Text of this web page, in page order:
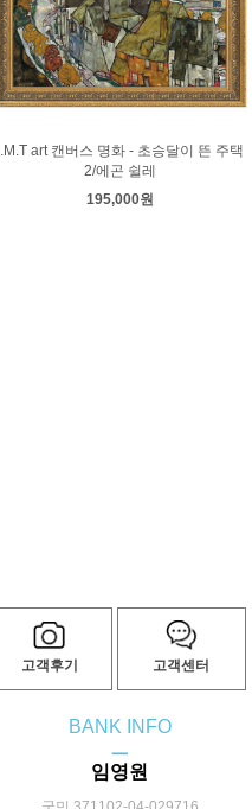
I.M.T art 캔버스 명화 - 초승달이 뜬 주택
2/에곤 쉴레
195,000원
고객후기 고객센터
BANK INFO
ㅡ
임영원